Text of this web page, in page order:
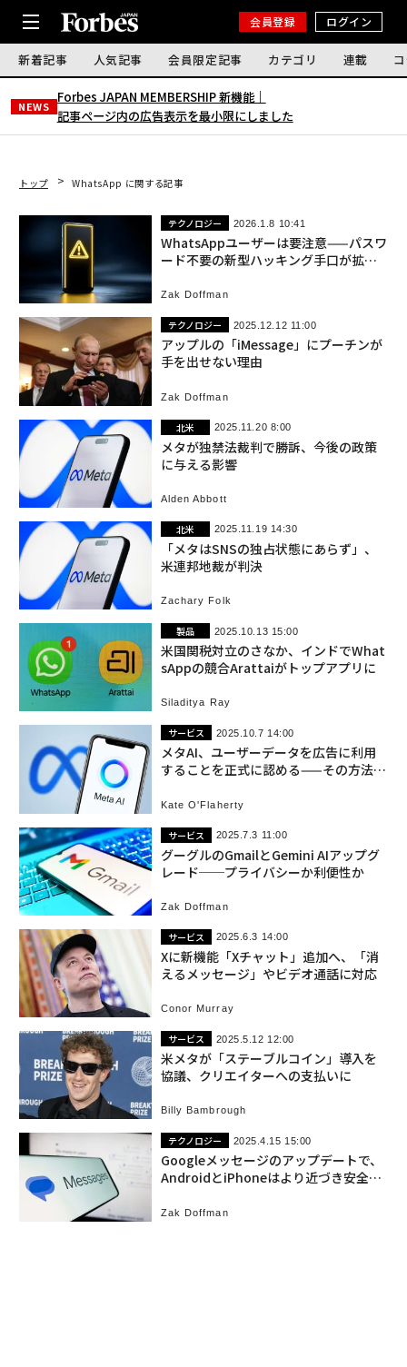
会員登録 ログイン
新着記事 人気記事 会員限定記事 カテゴリ 連載
NEWS
Forbes JAPAN MEMBERSHIP 新機能｜
記事ページ内の広告表示を最小限にしました
トップ WhatsApp に関する記事
テクノロジー 2026.1.8 10:41
WhatsAppユーザーは要注意——パスワ
ード不要の新型ハッキング手口が拡大
Zak Doffman
テクノロジー 2025.12.12 11:00
アップルの「iMessage」にプーチンが
手を出せない理由
Zak Doffman
北米 2025.11.20 8:00
メタが独禁法裁判で勝訴、今後の政策
に与える影響
Alden Abbott
北米 2025.11.19 14:30
「メタはSNSの独占状態にあらず」、
米連邦地裁が判決
Zachary Folk
製品 2025.10.13 15:00
米国関税対立のさなか、インドでWhat
sAppの競合Arattaiがトップアプリに
Siladitya Ray
サービス 2025.10.7 14:00
メタAI、ユーザーデータを広告に利用
することを正式に認める——その方法と
Kate O'Flaherty
サービス 2025.7.3 11:00
グーグルのGmailとGemini AIアップグ
レード──プライバシーか利便性か
Zak Doffman
サービス 2025.6.3 14:00
Xに新機能「Xチャット」追加へ、「消
えるメッセージ」やビデオ通話に対応
Conor Murray
サービス 2025.5.12 12:00
米メタが「ステーブルコイン」導入を
協議、クリエイターへの支払いに
Billy Bambrough
テクノロジー 2025.4.15 15:00
Googleメッセージのアップデートで、
AndroidとiPhoneはより近づき安全な
Zak Doffman